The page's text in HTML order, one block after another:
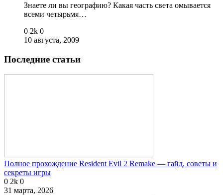
Знаете ли вы географию? Какая часть света омывается
всеми четырьмя…
0 2k 0
10 августа, 2009
Последние статьи
Полное прохождение Resident Evil 2 Remake — гайд, советы и
секреты игры
0 2k 0
31 марта, 2026